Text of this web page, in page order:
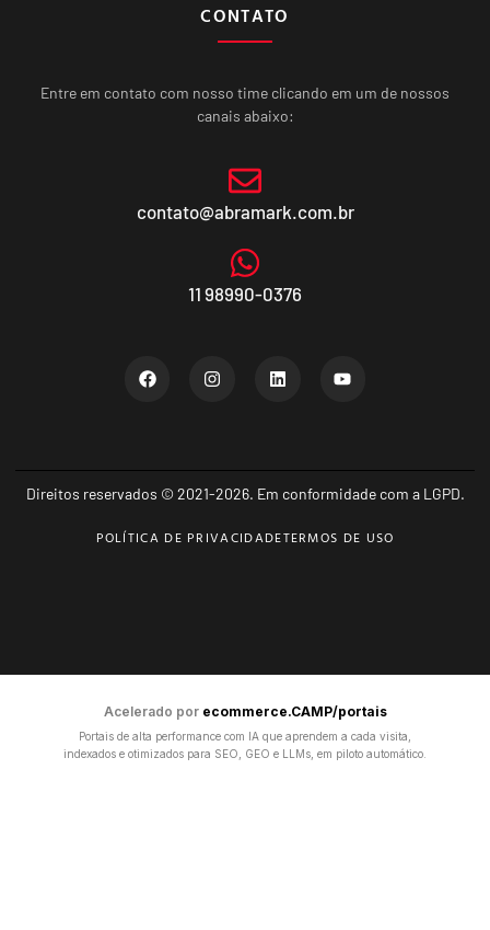
CONTATO
Entre em contato com nosso time clicando em um de nossos
canais abaixo:
contato@abramark.com.br
11 98990-0376
Direitos reservados © 2021-2026. Em conformidade com a LGPD.
POLÍTICA DE PRIVACIDADETERMOS DE USO
Acelerado por ecommerce.CAMP/portais
Portais de alta performance com IA que aprendem a cada visita,
indexados e otimizados para SEO, GEO e LLMs, em piloto automático.